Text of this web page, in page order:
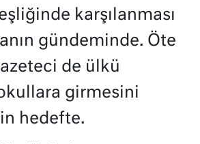
karşılanması
gündeminde. Öte
de ülkü
girmesini
hedefte.